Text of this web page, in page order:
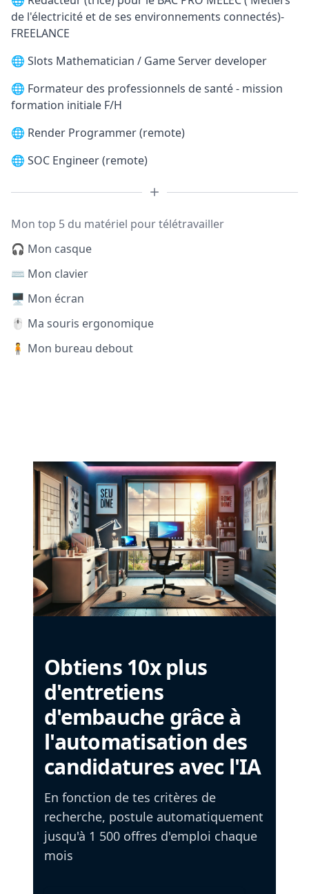
de l'électricité et de ses environnements connectés)-
FREELANCE
🌐 Slots Mathematician / Game Server developer
🌐 Formateur des professionnels de santé - mission
formation initiale F/H
🌐 Render Programmer (remote)
🌐 SOC Engineer (remote)
Mon top 5 du matériel pour télétravailler
🎧 Mon casque
⌨️ Mon clavier
🖥️ Mon écran
🖱️ Ma souris ergonomique
🧍 Mon bureau debout
Obtiens 10x plus
d'entretiens
d'embauche grâce à
l'automatisation des
candidatures avec l'IA
En fonction de tes critères de
recherche, postule automatiquement
jusqu'à 1 500 offres d'emploi chaque
mois